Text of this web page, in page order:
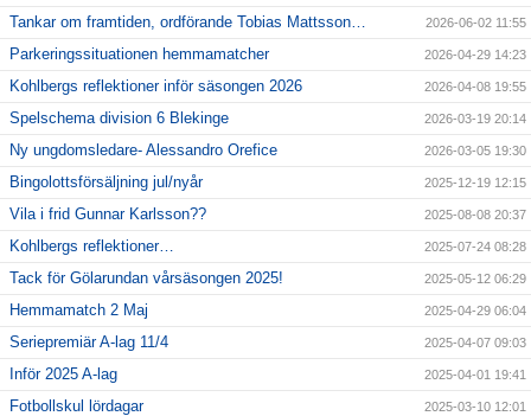
Tankar om framtiden, ordförande Tobias Mattsson… 2026-06-02 11:55
Parkeringssituationen hemmamatcher 2026-04-29 14:23
Kohlbergs reflektioner inför säsongen 2026 2026-04-08 19:55
Spelschema division 6 Blekinge 2026-03-19 20:14
Ny ungdomsledare- Alessandro Orefice 2026-03-05 19:30
Bingolottsförsäljning jul/nyår 2025-12-19 12:15
Vila i frid Gunnar Karlsson?? 2025-08-08 20:37
Kohlbergs reflektioner… 2025-07-24 08:28
Tack för Gölarundan vårsäsongen 2025! 2025-05-12 06:29
Hemmamatch 2 Maj 2025-04-29 06:04
Seriepremiär A-lag 11/4 2025-04-07 09:03
Inför 2025 A-lag 2025-04-01 19:41
Fotbollskul lördagar 2025-03-10 12:01